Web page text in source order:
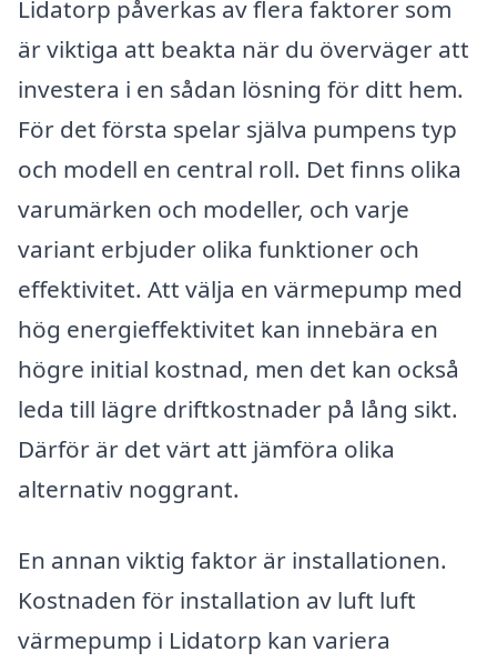
Lidatorp påverkas av flera faktorer som
är viktiga att beakta när du överväger att
investera i en sådan lösning för ditt hem.
För det första spelar själva pumpens typ
och modell en central roll. Det finns olika
varumärken och modeller, och varje
variant erbjuder olika funktioner och
effektivitet. Att välja en värmepump med
hög energieffektivitet kan innebära en
högre initial kostnad, men det kan också
leda till lägre driftkostnader på lång sikt.
Därför är det värt att jämföra olika
alternativ noggrant.
En annan viktig faktor är installationen.
Kostnaden för installation av luft luft
värmepump i Lidatorp kan variera